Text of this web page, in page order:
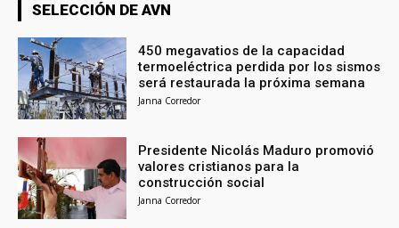
SELECCIÓN DE AVN
450 megavatios de la capacidad
termoeléctrica perdida por los sismos
será restaurada la próxima semana
Janna Corredor
Presidente Nicolás Maduro promovió
valores cristianos para la
construcción social
Janna Corredor